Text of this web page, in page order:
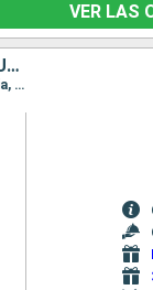
VER LAS
SAN MARTÍN, DOMINICA, SANTA LUCIA, BARBADOS, GRENADA, ARUBA, ESTADOS UNIDOS
Itinerario : Fort Lauderdale, Saint Martin (Antilles Néerlandaises), South Friar's beach, Dominica, Santa Lucia, Barbados, Grenada, Aruba, Klein Curaçao, Fort Lauderdale